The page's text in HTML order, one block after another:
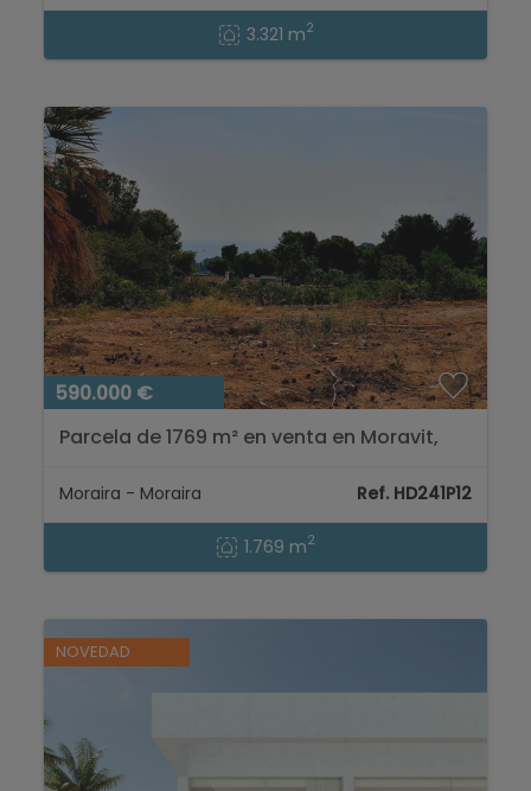
3.321 m2
590.000 €
Parcela de 1769 m² en venta en Moravit,
Moraira - Moraira Ref. HD241P12
1.769 m2
NOVEDAD